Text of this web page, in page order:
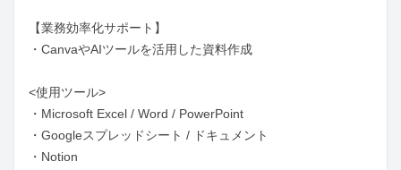
【業務効率化サポート】
・CanvaやAIツールを活用した資料作成
<使用ツール>
・Microsoft Excel / Word / PowerPoint
・Googleスプレッドシート / ドキュメント
・Notion